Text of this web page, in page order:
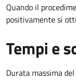
Quando il
positivamente si
Tempi e
Durata massima